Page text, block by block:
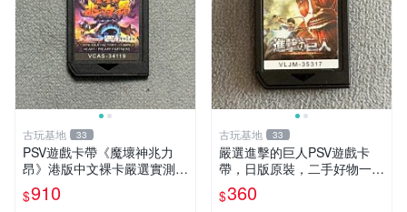
古玩基地 33
PSV遊戲卡帶《魔壞神兆力
昂》港版中文裸卡嚴選實測無
誤索尼專用 psv 魔壞神 港版
$910
古玩基地 33
嚴選進擊的巨人PSV遊戲卡
帶，日版原裝，二手好物一口
價，支持批量優惠 進擊的巨
人 PSV 日版 卡帶 游戲機配件
$360